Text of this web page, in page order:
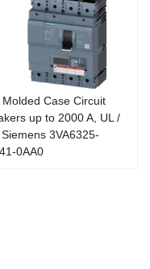
Molded Case Circuit
up to 2000 A, UL /
Siemens 3VA6325-
0AA0